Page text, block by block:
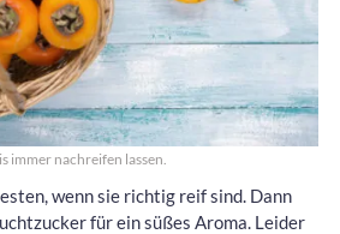
immer nachreifen lassen.
wenn sie richtig reif sind. Dann
für ein süßes Aroma. Leider